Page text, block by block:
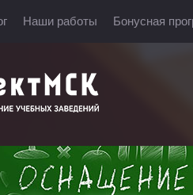
Наши работы Бонусная